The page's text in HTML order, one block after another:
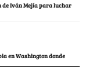
de Iván Mejía para luchar
en Washington donde